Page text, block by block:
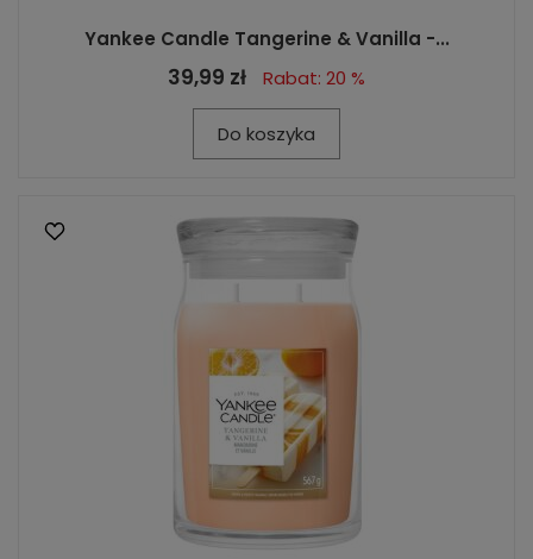
Yankee Candle Tangerine & Vanilla -...
39,99 zł Rabat: 20 %
Do koszyka